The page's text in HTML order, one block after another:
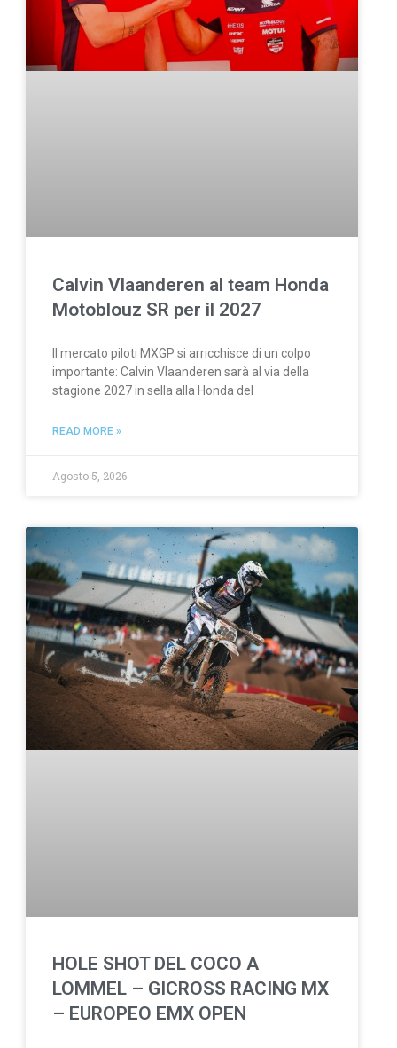
Calvin Vlaanderen al team Honda
Motoblouz SR per il 2027
Il mercato piloti MXGP si arricchisce di un colpo
importante: Calvin Vlaanderen sarà al via della
stagione 2027 in sella alla Honda del
READ MORE »
Agosto 5, 2026
HOLE SHOT DEL COCO A
LOMMEL – GICROSS RACING MX
– EUROPEO EMX OPEN